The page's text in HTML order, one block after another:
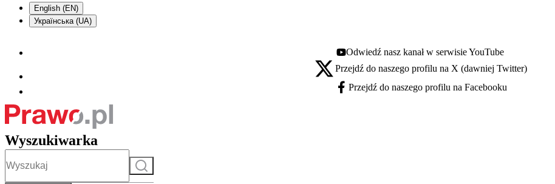
English (EN)
Українська (UA)
Youtube - otwiera się w nowej karcie
Odwiedź nasz kanał w serwisie YouTube
X - otwiera się w nowej karcie
Przejdź do naszego profilu na X (dawniej Twitter)
Facebook - otwiera się w nowej karcie
Przejdź do naszego profilu na Facebooku
Wyszukiwarka
Szukaj